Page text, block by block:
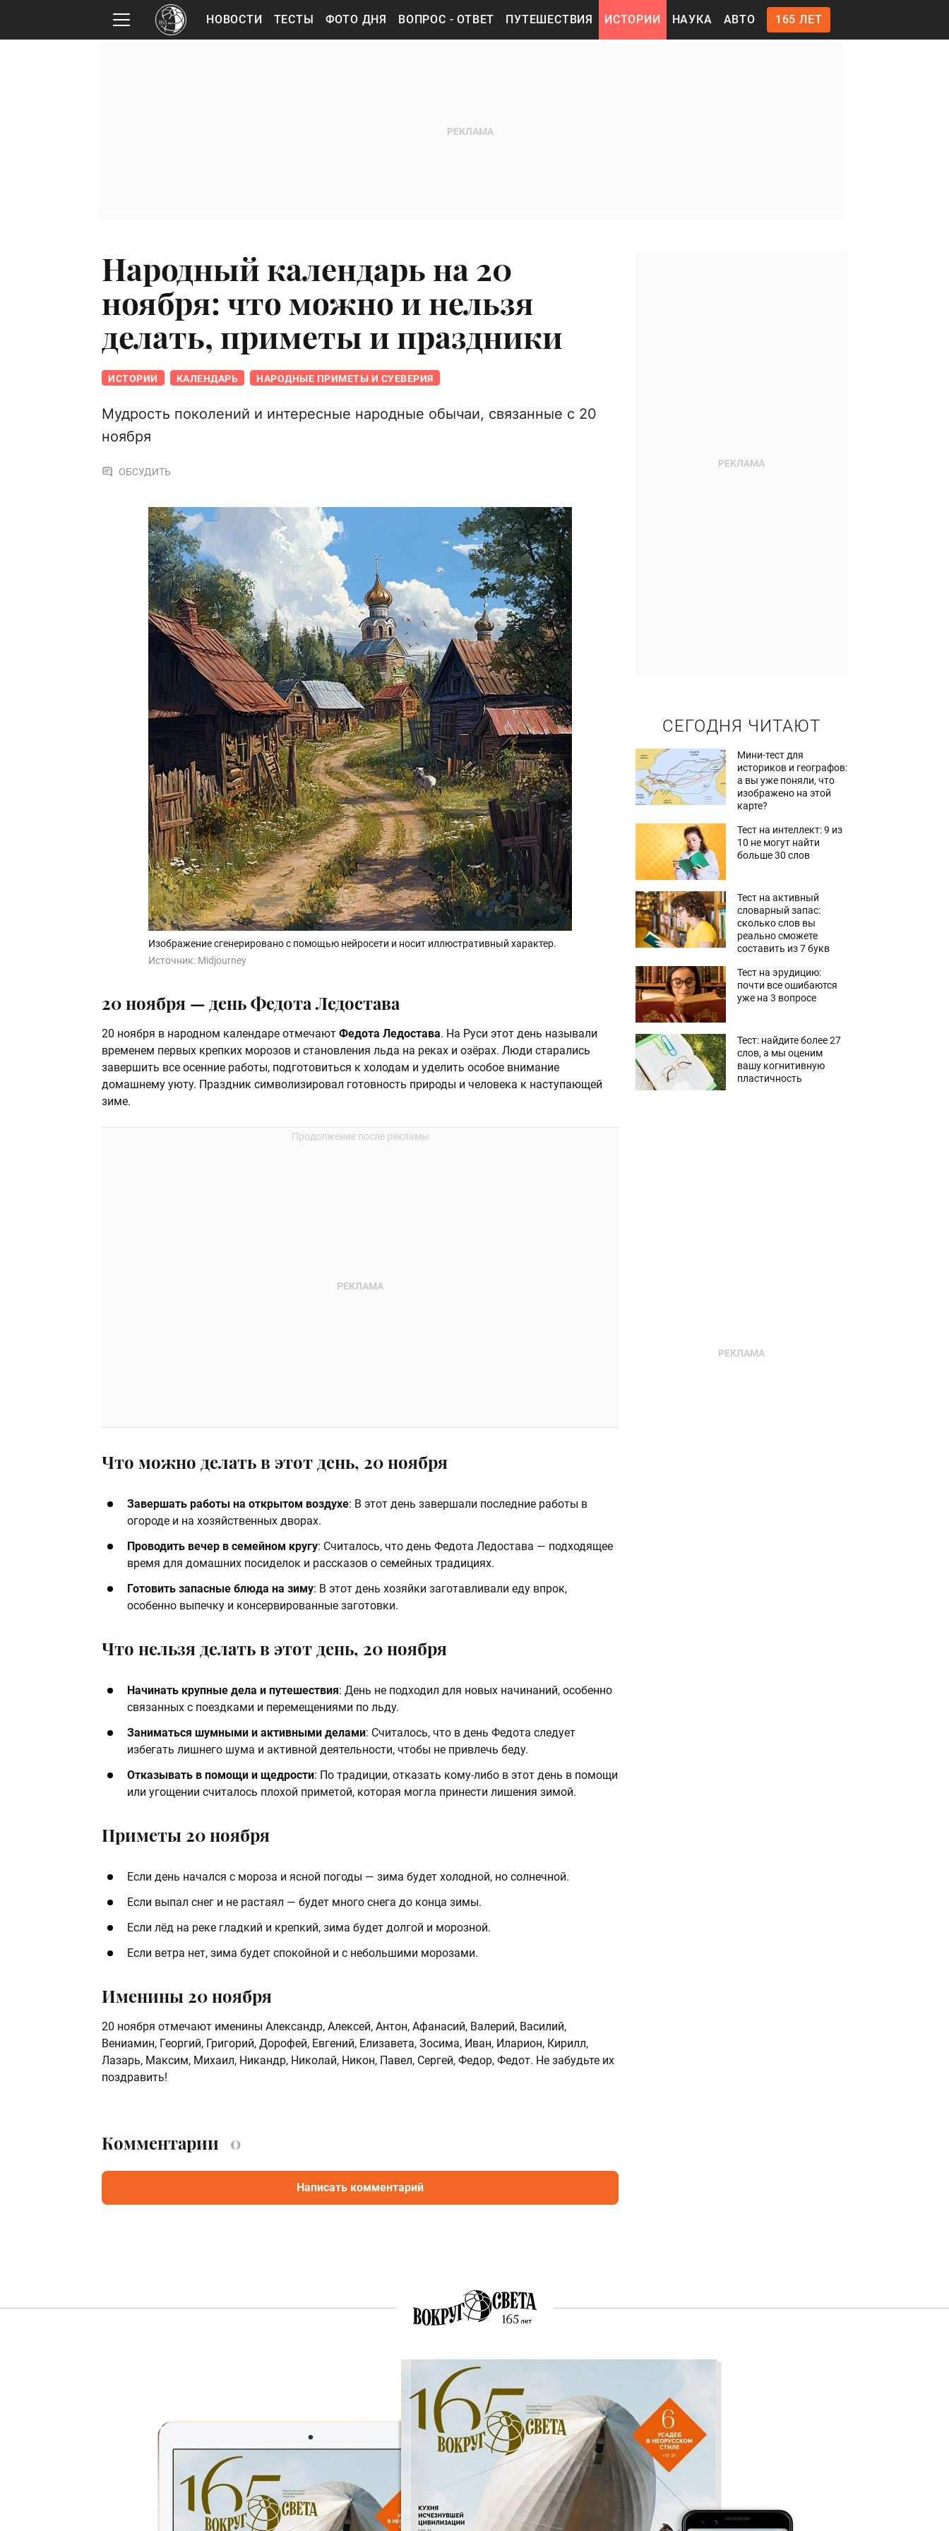
НОВОСТИ ТЕСТЫ ФОТО ДНЯ ВОПРОС - ОТВЕТ ПУТЕШЕСТВИЯ ИСТОРИИ НАУКА АВТО 165 ЛЕТ
Народный календарь на 20
ноября: что можно и нельзя
делать, приметы и праздники
ИСТОРИИ КАЛЕНДАРЬ НАРОДНЫЕ ПРИМЕТЫ И СУЕВЕРИЯ
Мудрость поколений и интересные народные обычаи, связанные с 20
ноября
ОБСУДИТЬ
Изображение сгенерировано с помощью нейросети и носит иллюстративный характер.
Источник: Midjourney
20 ноября — день Федота Ледостава
20 ноября в народном календаре отмечают Федота Ледостава. На Руси этот день называли
временем первых крепких морозов и становления льда на реках и озёрах. Люди старались
завершить все осенние работы, подготовиться к холодам и уделить особое внимание
домашнему уюту. Праздник символизировал готовность природы и человека к наступающей
зиме.
Что можно делать в этот день, 20 ноября
Завершать работы на открытом воздухе: В этот день завершали последние работы в
огороде и на хозяйственных дворах.
Проводить вечер в семейном кругу: Считалось, что день Федота Ледостава — подходящее
время для домашних посиделок и рассказов о семейных традициях.
Готовить запасные блюда на зиму: В этот день хозяйки заготавливали еду впрок,
особенно выпечку и консервированные заготовки.
Что нельзя делать в этот день, 20 ноября
Начинать крупные дела и путешествия: День не подходил для новых начинаний, особенно
связанных с поездками и перемещениями по льду.
Заниматься шумными и активными делами: Считалось, что в день Федота следует
избегать лишнего шума и активной деятельности, чтобы не привлечь беду.
Отказывать в помощи и щедрости: По традиции, отказать кому-либо в этот день в помощи
или угощении считалось плохой приметой, которая могла принести лишения зимой.
Приметы 20 ноября
Если день начался с мороза и ясной погоды — зима будет холодной, но солнечной.
Если выпал снег и не растаял — будет много снега до конца зимы.
Если лёд на реке гладкий и крепкий, зима будет долгой и морозной.
Если ветра нет, зима будет спокойной и с небольшими морозами.
Именины 20 ноября
20 ноября отмечают именины Александр, Алексей, Антон, Афанасий, Валерий, Василий,
Вениамин, Георгий, Григорий, Дорофей, Евгений, Елизавета, Зосима, Иван, Иларион, Кирилл,
Лазарь, Максим, Михаил, Никандр, Николай, Никон, Павел, Сергей, Федор, Федот. Не забудьте их
поздравить!
СЕГОДНЯ ЧИТАЮТ
Мини-тест для
историков и географов:
а вы уже поняли, что
изображено на этой
карте?
Тест на интеллект: 9 из
10 не могут найти
больше 30 слов
Тест на активный
словарный запас:
сколько слов вы
реально сможете
составить из 7 букв
Тест на эрудицию:
почти все ошибаются
уже на 3 вопросе
Тест: найдите более 27
слов, а мы оценим
вашу когнитивную
пластичность
Комментарии 0
Написать комментарий